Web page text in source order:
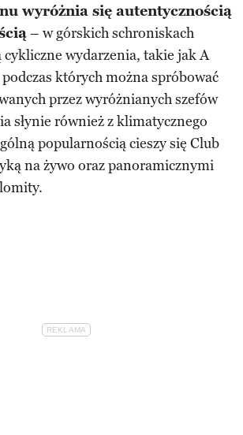
wyróżnia się autentycznością
– w górskich schroniskach
cykliczne wydarzenia, takie jak A
których można spróbować
przez wyróżnianych szefów
słynie również z klimatycznego
popularnością cieszy się Club
na żywo oraz panoramicznymi